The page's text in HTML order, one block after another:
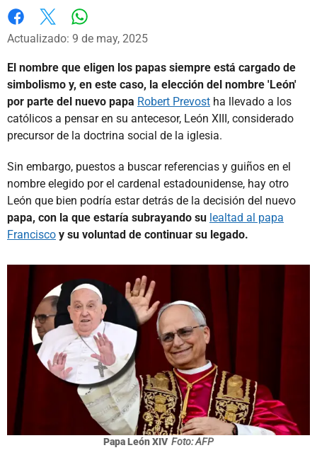
Facebook
X
Actualizado: 9 de may, 2025
El nombre que eligen los papas siempre está cargado de
simbolismo y, en este caso, la elección del nombre 'León'
por parte del nuevo papa Robert Prevost ha llevado a los
católicos a pensar en su antecesor, León XIII, considerado
precursor de la doctrina social de la iglesia.
Sin embargo, puestos a buscar referencias y guiños en el
nombre elegido por el cardenal estadounidense, hay otro
León que bien podría estar detrás de la decisión del nuevo
papa, con la que estaría subrayando su lealtad al papa
Francisco y su voluntad de continuar su legado.
Papa León XIV Foto: AFP